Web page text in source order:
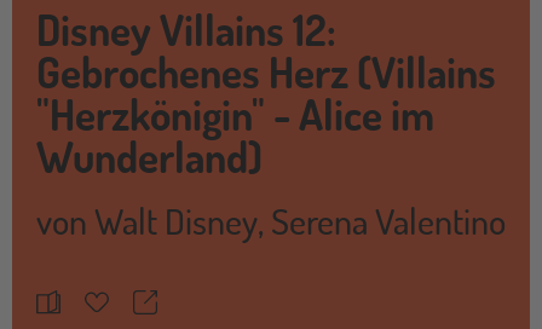
Disney Villains 12:
Gebrochenes Herz (Villains
"Herzkönigin" - Alice im
Wunderland)
vonWalt Disney, Serena Valentino
MerkzettelTeilen